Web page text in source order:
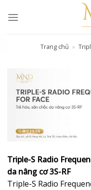
Trang chủ »
Triple-S Radio
da nâng cơ 3S-RF
Triple-S Radio